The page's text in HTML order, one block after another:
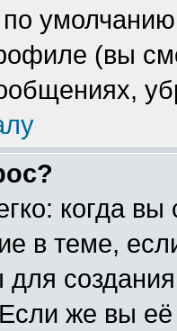
(вы
когда
в теме,
же вы её